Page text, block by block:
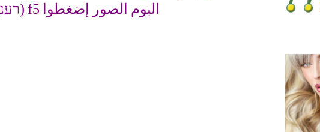
البوم الصور إضغطوا f5 (רענן)